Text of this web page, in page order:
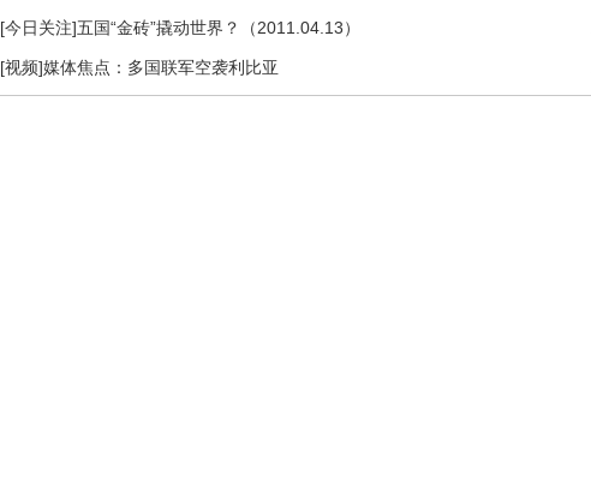
[今日关注]五国“金砖”撬动世界？（2011.04.13）
[视频]媒体焦点：多国联军空袭利比亚